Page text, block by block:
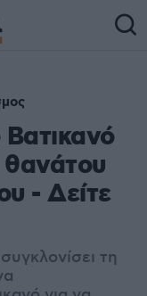
θανάτου
- Δείτε
τη